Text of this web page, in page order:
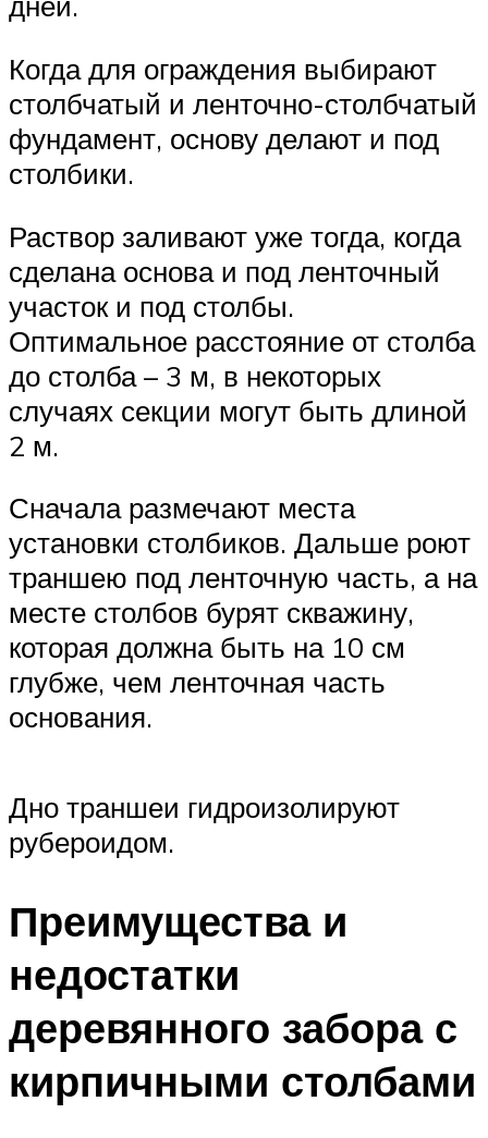
Когда для ограждения выбирают
столбчатый и ленточно-столбчатый
фундамент, основу делают и под
столбики.
Раствор заливают уже тогда, когда
сделана основа и под ленточный
участок и под столбы.
Оптимальное расстояние от столба
до столба – 3 м, в некоторых
случаях секции могут быть длиной
2 м.
Сначала размечают места
установки столбиков. Дальше роют
траншею под ленточную часть, а на
месте столбов бурят скважину,
которая должна быть на 10 см
глубже, чем ленточная часть
основания.
Дно траншеи гидроизолируют
рубероидом.
Преимущества и
недостатки
деревянного забора с
кирпичными столбами